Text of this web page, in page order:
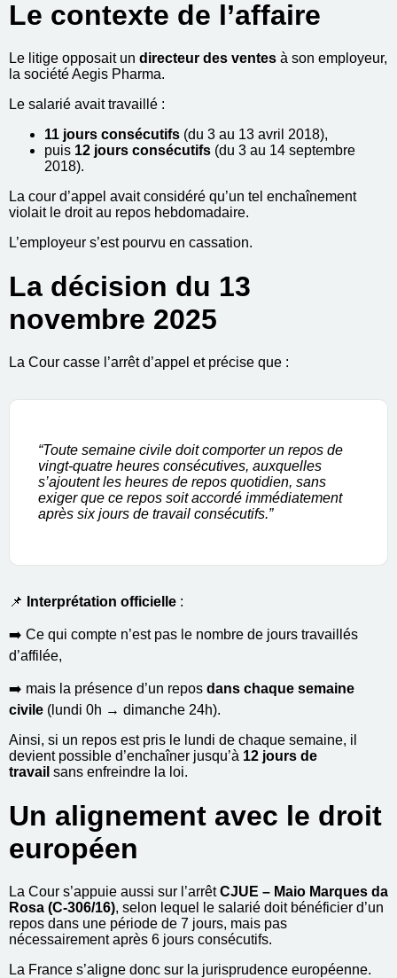
Le contexte de l’affaire
Le litige opposait un directeur des ventes à son employeur,
la société Aegis Pharma.
Le salarié avait travaillé :
11 jours consécutifs (du 3 au 13 avril 2018),
puis 12 jours consécutifs (du 3 au 14 septembre
2018).
La cour d’appel avait considéré qu’un tel enchaînement
violait le droit au repos hebdomadaire.
L’employeur s’est pourvu en cassation.
La décision du 13
novembre 2025
La Cour casse l’arrêt d’appel et précise que :
“Toute semaine civile doit comporter un repos de
vingt-quatre heures consécutives, auxquelles
s’ajoutent les heures de repos quotidien, sans
exiger que ce repos soit accordé immédiatement
après six jours de travail consécutifs.”
📌 Interprétation officielle :
➡️ Ce qui compte n’est pas le nombre de jours travaillés
d’affilée,
➡️ mais la présence d’un repos dans chaque semaine
civile (lundi 0h → dimanche 24h).
Ainsi, si un repos est pris le lundi de chaque semaine, il
devient possible d’enchaîner jusqu’à 12 jours de
travail sans enfreindre la loi.
Un alignement avec le droit
européen
La Cour s’appuie aussi sur l’arrêtCJUE – Maio Marques da
Rosa (C-306/16), selon lequel le salarié doit bénéficier d’un
repos dans une période de 7 jours, mais pas
nécessairement après 6 jours consécutifs.
La France s’aligne donc sur la jurisprudence européenne.